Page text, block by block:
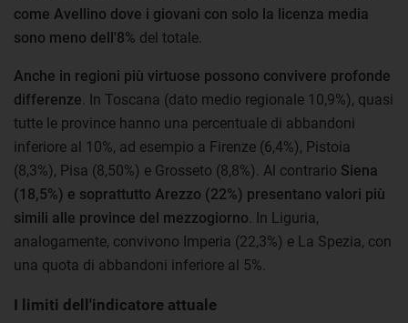
come Avellino dove i giovani con solo la licenza media
sono meno dell'8% del totale.
Anche in regioni più virtuose possono convivere profonde
differenze . In Toscana (dato medio regionale 10,9%), quasi
tutte le province hanno una percentuale di abbandoni
inferiore al 10%, ad esempio a Firenze (6,4%), Pistoia
(8,3%), Pisa (8,50%) e Grosseto (8,8%). Al contrario Siena
(18,5%) e soprattutto Arezzo (22%) presentano valori più
simili alle province del mezzogiorno . In Liguria,
analogamente, convivono Imperia (22,3%) e La Spezia, con
una quota di abbandoni inferiore al 5%.
I limiti dell'indicatore attuale